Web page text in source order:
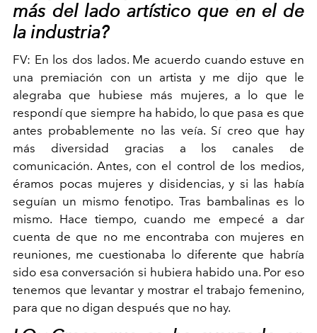
más del lado artístico que en el de
la industria?
FV: En los dos lados. Me acuerdo cuando estuve en
una premiación con un artista y me dijo que le
alegraba que hubiese más mujeres, a lo que le
respondí que siempre ha habido, lo que pasa es que
antes probablemente no las veía. Sí creo que hay
más diversidad gracias a los canales de
comunicación. Antes, con el control de los medios,
éramos pocas mujeres y disidencias, y si las había
seguían un mismo fenotipo. Tras bambalinas es lo
mismo. Hace tiempo, cuando me empecé a dar
cuenta de que no me encontraba con mujeres en
reuniones, me cuestionaba lo diferente que habría
sido esa conversación si hubiera habido una. Por eso
tenemos que levantar y mostrar el trabajo femenino,
para que no digan después que no hay.